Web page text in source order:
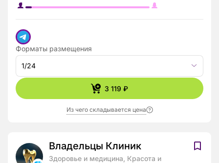
Форматы размещения
1/24
3 119 ₽
Из чего складывается цена
Владельцы Клиник
Здоровье и медицина, Красота и